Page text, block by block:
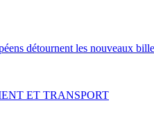
détournent les nouveaux
ET TRANSPORT